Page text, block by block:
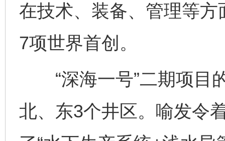
在技术、装备、管理等
7项世界首创。
“深海一号”二期项目
北、东3个井区。喻发令